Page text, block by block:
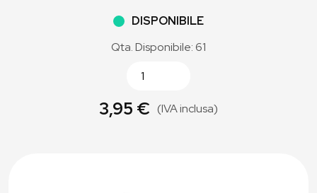
DISPONIBILE
Qta. Disponibile: 61
3,95 € (IVA inclusa)